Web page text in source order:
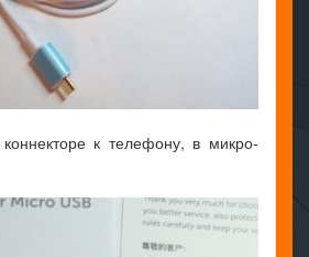
к телефону, в микро-